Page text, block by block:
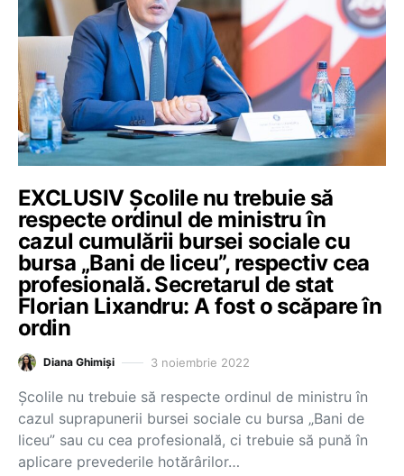
EXCLUSIV Școlile nu trebuie să
respecte ordinul de ministru în
cazul cumulării bursei sociale cu
bursa „Bani de liceu”, respectiv cea
profesională. Secretarul de stat
Florian Lixandru: A fost o scăpare în
ordin
Diana Ghimiși 3 noiembrie 2022
Școlile nu trebuie să respecte ordinul de ministru în
cazul suprapunerii bursei sociale cu bursa „Bani de
liceu” sau cu cea profesională, ci trebuie să pună în
aplicare prevederile hotărârilor…